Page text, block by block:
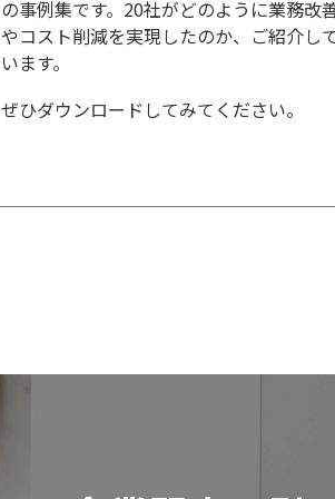
の事例集です。20社がどのように業務改
やコスト削減を実現したのか、ご紹介し
います。
ぜひダウンロードしてみてください。